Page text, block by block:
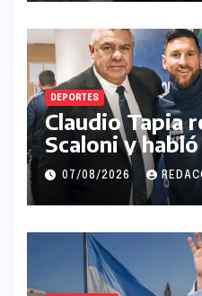
DEPORTES
Claudio Tapia
Scaloni y
Messi en la
Argentina
07/08/2026